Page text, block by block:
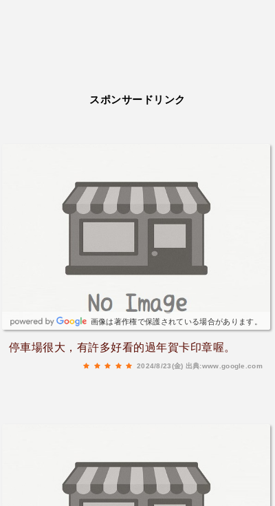
スポンサードリンク
画像は著作権で保護されている場合があります。
停車場很大，有許多好看的過年賀卡印章喔。
2024/8/23(金) 出典:www.google.com